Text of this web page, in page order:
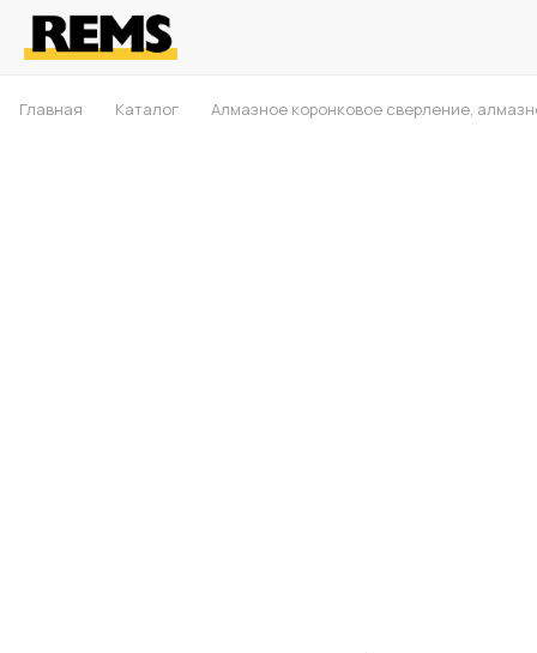
Главная Каталог Алмазное коронковое сверление,